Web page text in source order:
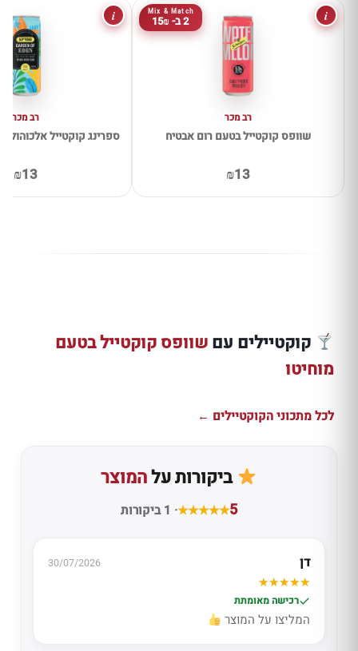
רב מכר
שוופס קוקטייל בטעם רום אבטיח
₪13
Mix & Match
2 ב- 15₪ i
רב מכר
ספרינג קוקטייל
₪13
i
קוקטיילים עםשוופס קוקטייל בטעם
מוחיטו
קלאסי מרענן עם
רום לבן, נענע וליים
למתכון ←
לכל מתכוני הקוקטיילים ←
ביקורות עלהמוצר
5 · 1 ביקורות
דן 30/07/2026
רכישה מאומתת
המליצו על המוצר